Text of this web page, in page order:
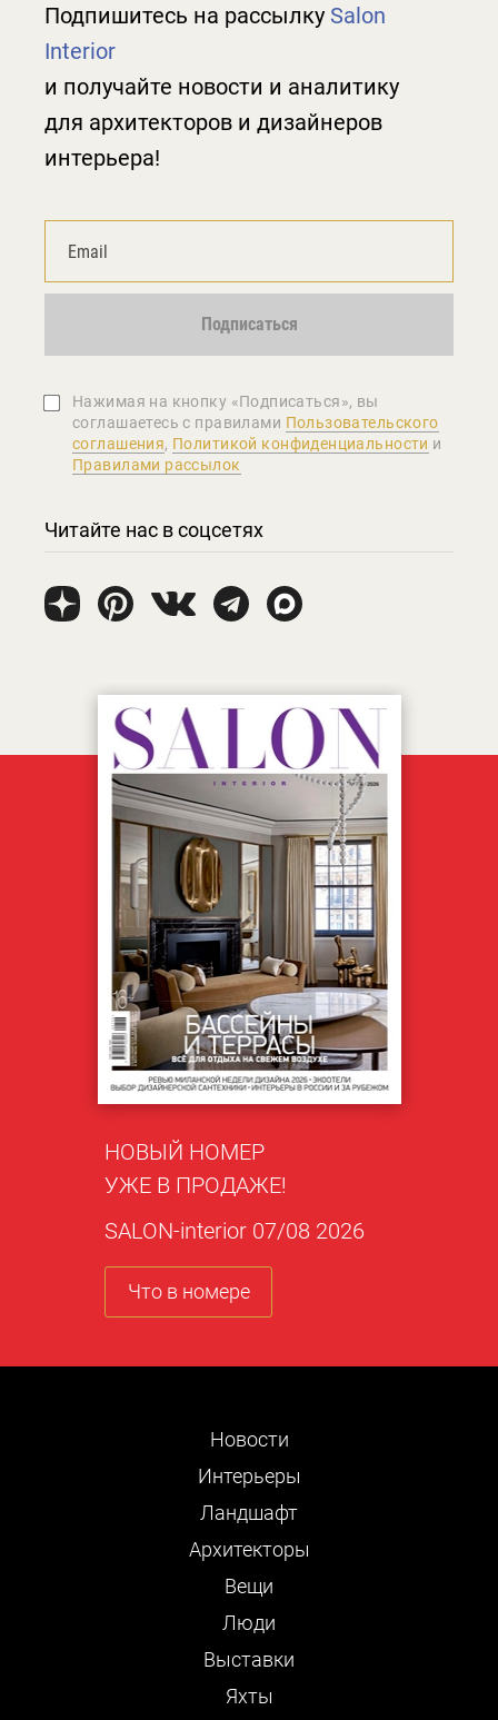
Подпишитесь на рассылку Salon
Interior
и получайте новости и аналитику
для архитекторов и дизайнеров
интерьера!
Подписаться
Нажимая на кнопку «Подписаться», вы
соглашаетеcь с правилами Пользовательского
соглашения, Политикой конфиденциальности и
Правилами рассылок
Читайте нас в соцсетях
НОВЫЙ НОМЕР
УЖЕ В ПРОДАЖЕ!
SALON-interior 07/08 2026
Что в номере
Новости
Интерьеры
Ландшафт
Архитекторы
Вещи
Люди
Выставки
Яхты